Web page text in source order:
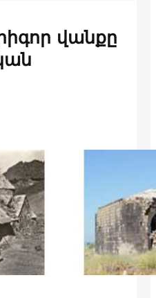
վանքը